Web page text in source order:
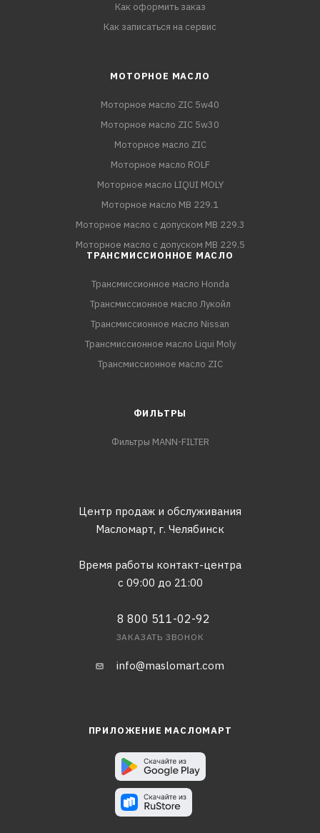
Как оформить заказ
Как записаться на сервис
МОТОРНОЕ МАСЛО
Моторное масло ZIC 5w40
Моторное масло ZIC 5w30
Моторное масло ZIC
Моторное масло ROLF
Моторное масло LIQUI MOLY
Моторное масло MB 229.1
Моторное масло с допуском MB 229.3
Моторное масло с допуском MB 229.5
ТРАНСМИССИОННОЕ МАСЛО
Трансмиссионное масло Honda
Трансмиссионное масло Лукойл
Трансмиссионное масло Nissan
Трансмиссионное масло Liqui Moly
Трансмиссионное масло ZIC
ФИЛЬТРЫ
Фильтры MANN-FILTER
Центр продаж и обслуживания
Масломарт, г. Челябинск
Время работы контакт-центра
с 09:00 до 21:00
8 800 511-02-92
ЗАКАЗАТЬ ЗВОНОК
info@maslomart.com
ПРИЛОЖЕНИЕ МАСЛОМАРТ